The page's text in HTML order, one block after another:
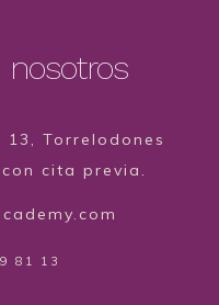
nosotros
13, Torrelodones
cita previa.
81 13